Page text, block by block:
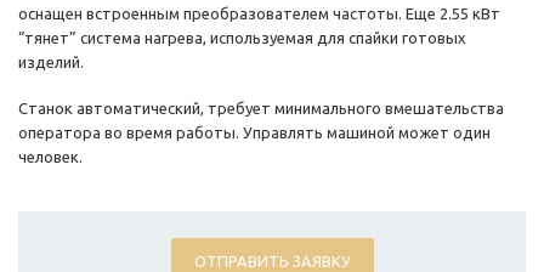
оснащен встроенным преобразователем частоты. Еще 2.55 кВт
“тянет” система нагрева, используемая для спайки готовых
изделий.
Станок автоматический, требует минимального вмешательства
оператора во время работы. Управлять машиной может один
человек.
ОТПРАВИТЬ ЗАЯВКУ